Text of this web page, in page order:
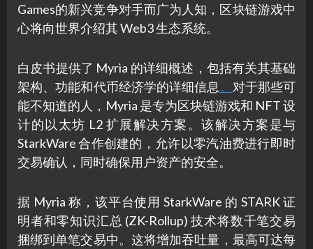
Games的新兴竞争对手而广为人知，区块链游戏中
心将向世界介绍其 Web3 生态系统。
白皮书提供了 Myria 的详细概述，包括有关其基础
架构、功能和代币经济学的详细信息 。 对于那些可
能不知道的人，Myria 是专为区块链游戏和 NFT 设
计的以太坊 L2 扩展解决方案。该解决方案是与
StarkWare 合作创建的，允许以零汽油费进行即时
交易确认，同时确保用户资产的安全。
据 Myria 称，该平台使用 StarkWare 的 STARK 证
明者和零知识汇总 (ZK-Rollup) 技术将数千笔交易
捆绑到单笔交易中。这将增加吞吐量，最高可达每